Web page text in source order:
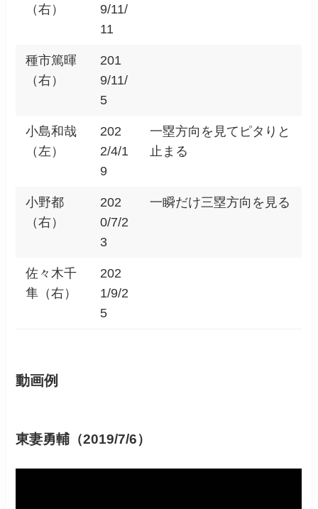
（右）
9/11/
11
種市篤暉
（右）
201
9/11/
5
小島和哉
（左）
202
2/4/1
9
一塁方向を見てピタりと
止まる
小野都
（右）
202
0/7/2
3
一瞬だけ三塁方向を見る
佐々木千
隼（右）
202
1/9/2
5
動画例
東妻勇輔（2019/7/6）